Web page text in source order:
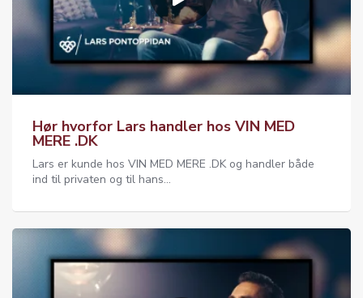
Hør hvorfor Lars handler hos VIN MED
MERE .DK
Lars er kunde hos VIN MED MERE .DK og handler både
ind til privaten og til hans...